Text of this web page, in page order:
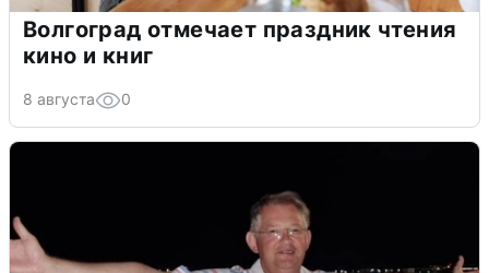
Волгоград отмечает праздник чтения
кино и книг
8 августа 0